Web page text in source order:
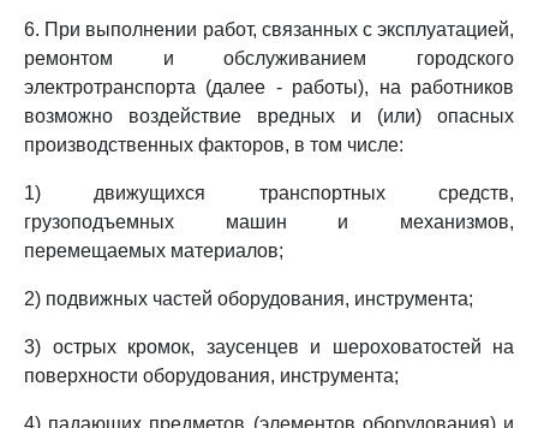
6. При выполнении работ, связанных с эксплуатацией,
ремонтом и обслуживанием городского
электротранспорта (далее - работы), на работников
возможно воздействие вредных и (или) опасных
производственных факторов, в том числе:
1) движущихся транспортных средств,
грузоподъемных машин и механизмов,
перемещаемых материалов;
2) подвижных частей оборудования, инструмента;
3) острых кромок, заусенцев и шероховатостей на
поверхности оборудования, инструмента;
4) падающих предметов (элементов оборудования) и